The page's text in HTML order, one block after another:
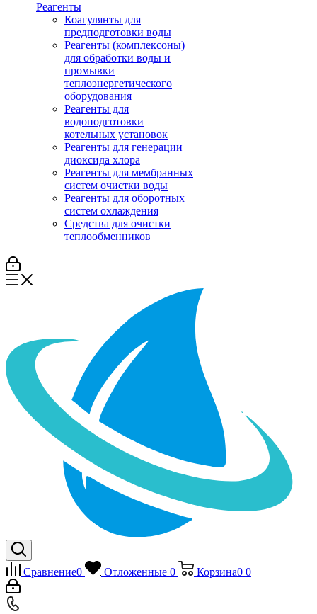
Реагенты
Коагулянты для
предподготовки воды
Реагенты (комплексоны)
для обработки воды и
промывки
теплоэнергетического
оборудования
Реагенты для
водоподготовки
котельных установок
Реагенты для генерации
диоксида хлора
Реагенты для мембранных
систем очистки воды
Реагенты для оборотных
систем охлаждения
Средства для очистки
теплообменников
Сравнение0 Отложенные 0 Корзина0 0